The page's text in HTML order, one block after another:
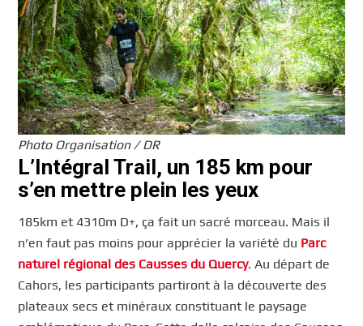
Photo Organisation / DR
L’Intégral Trail, un 185 km pour
s’en mettre plein les yeux
185km et 4310m D+, ça fait un sacré morceau. Mais il
n’en faut pas moins pour apprécier la variété du Parc
naturel régional des Causses du Quercy. Au départ de
Cahors, les participants partiront à la découverte des
plateaux secs et minéraux constituant le paysage